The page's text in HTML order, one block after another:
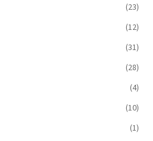
(23)
(12)
(31)
(28)
(4)
(10)
(1)